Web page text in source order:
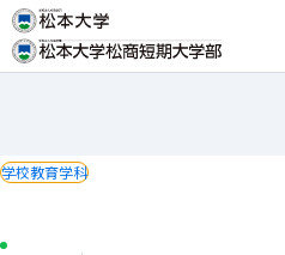
学校教育学科